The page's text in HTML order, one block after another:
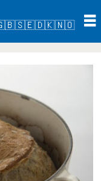
🇸🇪🇩🇰🇳🇴